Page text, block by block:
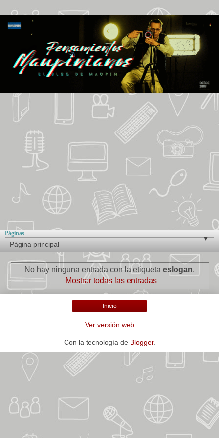
Páginas
▼
No hay ninguna entrada con la etiqueta eslogan.
Mostrar todas las entradas
Inicio
Ver versión web
Con la tecnología de Blogger.